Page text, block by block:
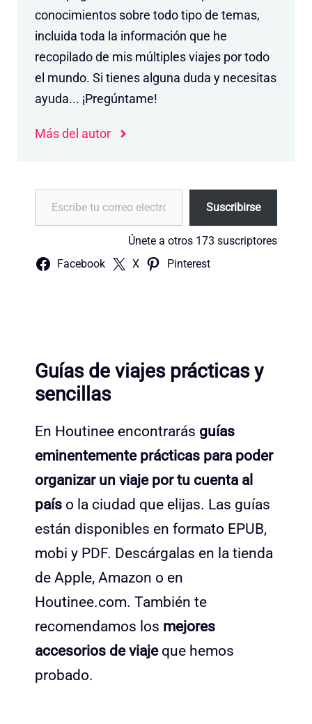
conocimientos sobre todo tipo de temas,
incluida toda la información que he
recopilado de mis múltiples viajes por todo
el mundo. Si tienes alguna duda y necesitas
ayuda... ¡Pregúntame!
Más del autor
Escribe tu correo electrónico…
Suscribirse
Únete a otros 173 suscriptores
Facebook X Pinterest
Guías de viajes prácticas y
sencillas
En Houtinee encontrarás guías
eminentemente prácticas para poder
organizar un viaje por tu cuenta al
país o la ciudad que elijas. Las guías
están disponibles en formato EPUB,
mobi y PDF. Descárgalas en la tienda
de Apple, Amazon o en
Houtinee.com. También te
recomendamos los mejores
accesorios de viajeque hemos
probado.